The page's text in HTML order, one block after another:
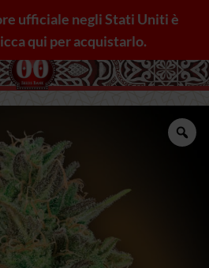
ufficiale negli Stati Uniti è
qui per acquistarlo.